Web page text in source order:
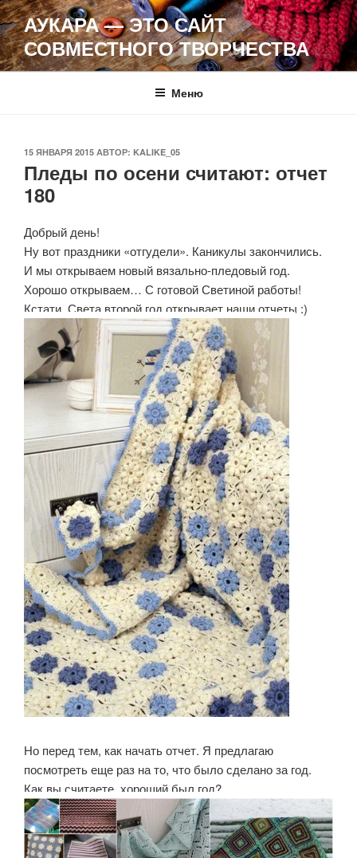
Перейти
к
содержимому
АУКАРА — ЭТО САЙТ
СОВМЕСТНОГО ТВОРЧЕСТВА
Меню
ОПУБЛИКОВАНО
15 ЯНВАРЯ 2015 АВТОР: KALIKE_05
Пледы по осени считают: отчет
180
Добрый день!
Ну вот праздники «отгудели». Каникулы закончились.
И мы открываем новый вязально-пледовый год.
Хорошо открываем… С готовой Светиной работы!
Кстати, Света второй год открывает наши отчеты :)
Но перед тем, как начать отчет. Я предлагаю
посмотреть еще раз на то, что было сделано за год.
Как вы считаете, хороший был год?